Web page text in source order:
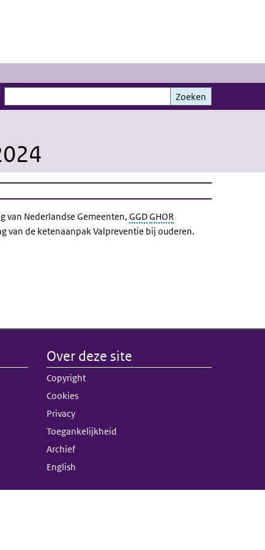
Zoeken
van Nederlandse Gemeenten, GGDGHOR
van de ketenaanpak Valpreventie bij ouderen.
Over deze site
Copyright
Cookies
Privacy
Toegankelijkheid
Archief
English